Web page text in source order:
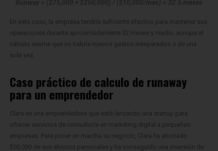
En este caso, la empresa tendría suficiente efectivo para mantener sus
operaciones durante aproximadamente 32 meses y medio, aunque el
cálculo asume que no habría nuevos gastos inesperados o de una
sola vez.
Caso práctico de calculo de runaway
para un emprendedor
Clara es una emprendedora que está lanzando una startup para
ofrecer servicios de consultoría en marketing digital a pequeñas
empresas. Para poner en marcha su negocio, Clara ha ahorrado
$50,000 de sus ahorros personales y ha conseguido una inversión de